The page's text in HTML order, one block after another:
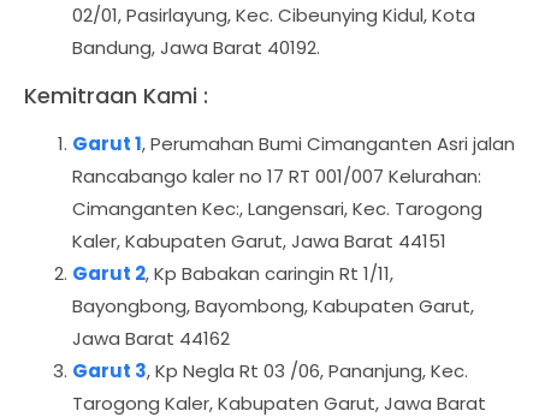
02/01, Pasirlayung, Kec. Cibeunying Kidul, Kota
Bandung, Jawa Barat 40192.
Kemitraan Kami :
Garut 1, Perumahan Bumi Cimanganten Asri jalan
Rancabango kaler no 17 RT 001/007 Kelurahan:
Cimanganten Kec:, Langensari, Kec. Tarogong
Kaler, Kabupaten Garut, Jawa Barat 44151
Garut 2, Kp Babakan caringin Rt 1/11,
Bayongbong, Bayombong, Kabupaten Garut,
Jawa Barat 44162
Garut 3, Kp Negla Rt 03 /06, Pananjung, Kec.
Tarogong Kaler, Kabupaten Garut, Jawa Barat